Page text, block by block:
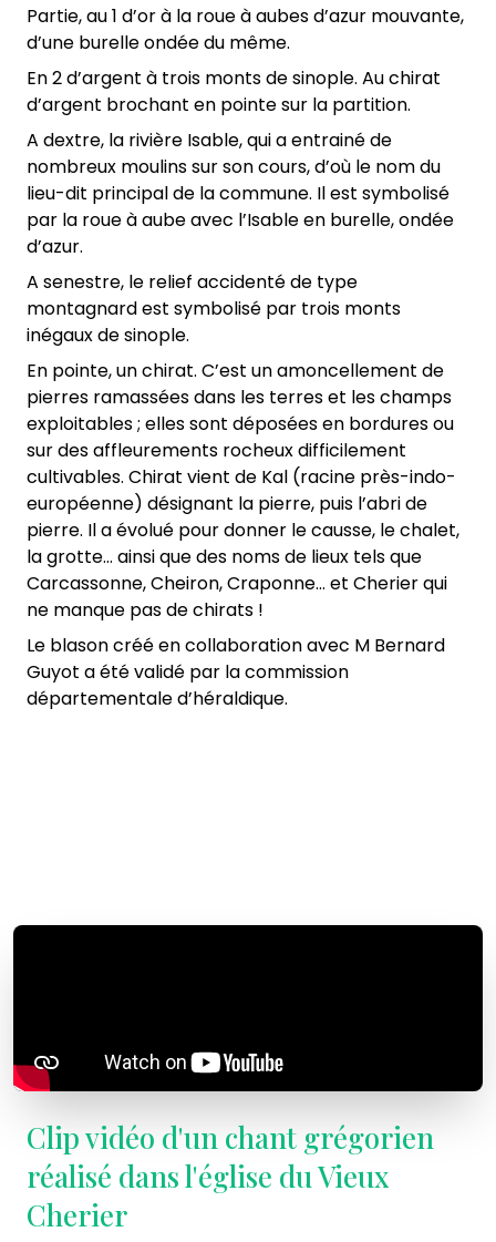
Partie, au 1 d’or à la roue à aubes d’azur mouvante,
d’une burelle ondée du même.
En 2 d’argent à trois monts de sinople. Au chirat
d’argent brochant en pointe sur la partition.
A dextre, la rivière Isable, qui a entrainé de
nombreux moulins sur son cours, d’où le nom du
lieu-dit principal de la commune. Il est symbolisé
par la roue à aube avec l’Isable en burelle, ondée
d’azur.
A senestre, le relief accidenté de type
montagnard est symbolisé par trois monts
inégaux de sinople.
En pointe, un chirat. C’est un amoncellement de
pierres ramassées dans les terres et les champs
exploitables ; elles sont déposées en bordures ou
sur des affleurements rocheux difficilement
cultivables. Chirat vient de Kal (racine près-indo-
européenne) désignant la pierre, puis l’abri de
pierre. Il a évolué pour donner le causse, le chalet,
la grotte… ainsi que des noms de lieux tels que
Carcassonne, Cheiron, Craponne… et Cherier qui
ne manque pas de chirats !
Le blason créé en collaboration avec M Bernard
Guyot a été validé par la commission
départementale d’héraldique.
Clip vidéo d'un chant grégorien
réalisé dans l'église du Vieux
Cherier